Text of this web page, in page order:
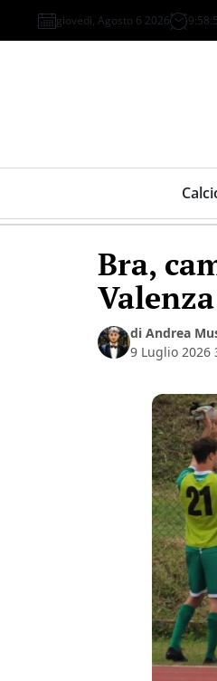
to
giovedì, Agosto 6 2026 9:58:
Bra,
di Andrea
9 Luglio 2026